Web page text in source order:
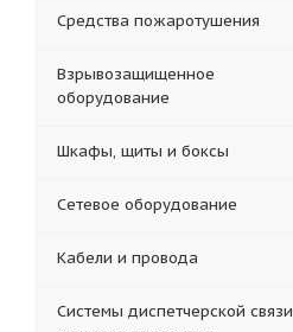
Средства пожаротушения
Взрывозащищенное
оборудование
Шкафы, щиты и боксы
Сетевое оборудование
Кабели и провода
Системы диспетчерской связи